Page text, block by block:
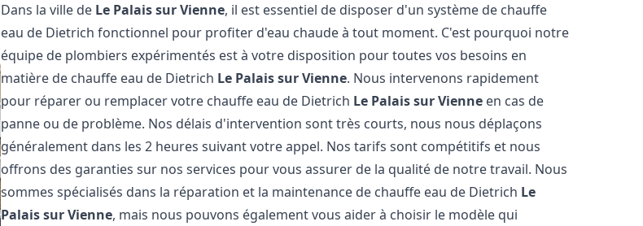
Dans la ville de Le Palais sur Vienne, il est essentiel de disposer d'un système de chauffe
eau de Dietrich fonctionnel pour profiter d'eau chaude à tout moment. C'est pourquoi notre
équipe de plombiers expérimentés est à votre disposition pour toutes vos besoins en
matière de chauffe eau de Dietrich Le Palais sur Vienne. Nous intervenons rapidement
pour réparer ou remplacer votre chauffe eau de Dietrich Le Palais sur Vienne en cas de
panne ou de problème. Nos délais d'intervention sont très courts, nous nous déplaçons
généralement dans les 2 heures suivant votre appel. Nos tarifs sont compétitifs et nous
offrons des garanties sur nos services pour vous assurer de la qualité de notre travail. Nous
sommes spécialisés dans la réparation et la maintenance de chauffe eau de Dietrich Le
Palais sur Vienne, mais nous pouvons également vous aider à choisir le modèle qui